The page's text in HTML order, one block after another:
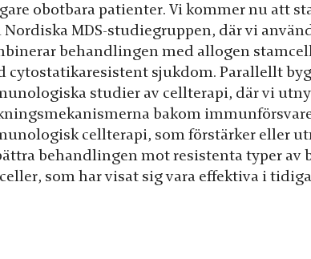
obotbara patienter. Vi kommer nu att
Nordiska MDS-studiegruppen, där vi
behandlingen med allogen
cytostatikaresistent sjukdom. Parallellt
studier av cellterapi, där vi
bakom
cellterapi, som förstärker eller
behandlingen mot resistenta typer av
som har visat sig vara effektiva i